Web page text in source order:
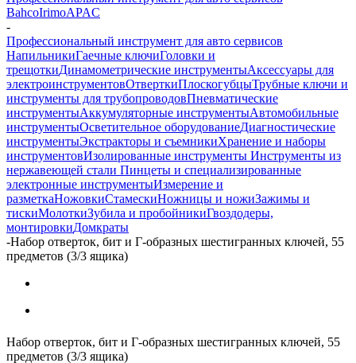
BahcoIrimoAPAC
-
Профессиональный инструмент для авто сервисов
НапильникиГаечные ключиГоловки и
трещоткиДинамометрические инструментыАксессуары для
электроинструментовОтверткиПлоскогубцыТрубные ключи и
инструменты для трубопроводовПневматические
инструментыАккумуляторные инструментыАвтомобильные
инструментыОсветительное оборудованиеДиагностические
инструментыЭкстракторы и съемникиХранение и наборы
инструментовИзолированные инструменты Инструменты из
нержавеющей стали Пинцеты и специализированные
электронные инструментыИзмерение и
разметкаНожовкиСтамескиНожницы и ножиЗажимы и
тискиМолоткиЗубила и пробойникиГвоздодеры,
монтировкиДомкраты
-Набор отверток, бит и Г-образных шестигранных ключей, 55
предметов (3/3 ящика)
Набор отверток, бит и Г-образных шестигранных ключей, 55
предметов (3/3 ящика)